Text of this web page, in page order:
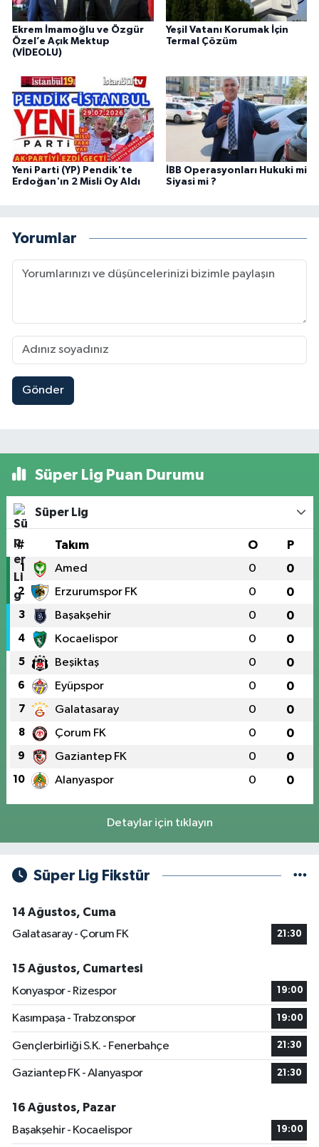
Ekrem İmamoğlu ve Özgür
Özel’e Açık Mektup
(VİDEOLU)
Yeşil Vatanı Korumak İçin
Termal Çözüm
Yeni Parti (YP) Pendik'te
Erdoğan'ın 2 Misli Oy Aldı
İBB Operasyonları Hukuki mi
Siyasi mi ?
Yorumlar
Gönder
Süper Lig Puan Durumu
Süper Lig
# Takım O P
1 Amed 0 0
2 Erzurumspor FK 0 0
3 Başakşehir 0 0
4 Kocaelispor 0 0
5 Beşiktaş 0 0
6 Eyüpspor 0 0
7 Galatasaray 0 0
8 Çorum FK 0 0
9 Gaziantep FK 0 0
10 Alanyaspor 0 0
Detaylar için tıklayın
Süper Lig Fikstür
14 Ağustos, Cuma
Galatasaray - Çorum FK
21:30
15 Ağustos, Cumartesi
Konyaspor - Rizespor
19:00
Kasımpaşa - Trabzonspor 19:00
Gençlerbirliği S.K. - Fenerbahçe 21:30
Gaziantep FK - Alanyaspor 21:30
16 Ağustos, Pazar
Başakşehir - Kocaelispor
19:00